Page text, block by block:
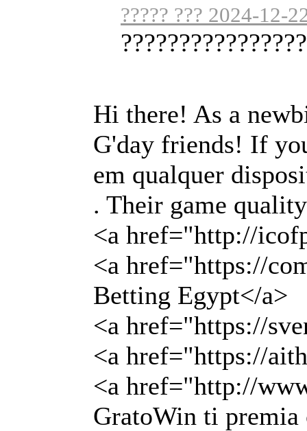
????? ??? 2024-12-
Hi there! As a
G'day friends! If
em qualquer
. Their game
<a href="http://
<a href="https://
Betting Egypt</a>
<a href="https://
<a href="https://
<a href="http://
GratoWin ti premia